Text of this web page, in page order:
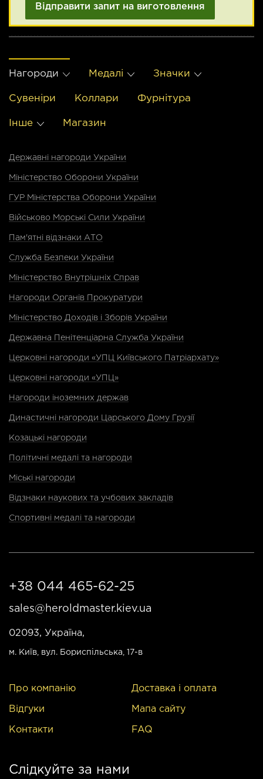
Нагороди Медалі Значки
Сувенiри Коллари Фурнітура
Інше Магазин
Державні нагороди України
Міністерство Оборони України
ГУР Міністерства Оборони України
Військово Морські Сили України
Пам'ятні відзнаки АТО
Служба Безпеки України
Міністерство Внутрішніх Справ
Нагороди Органів Прокуратури
Міністерство Доходів і Зборів України
Державна Пенітенціарна Служба України
Церковні нагороди «УПЦ Київського Патріархату»
Церковні нагороди «УПЦ»
Нагороди іноземних держав
Династичні нагороди Царського Дому Грузії
Козацькі нагороди
Політичні медалі та нагороди
Міські нагороди
Відзнаки наукових та учбових закладів
Спортивні медалі та нагороди
+38 044 465-62-25
sales@heroldmaster.kiev.ua
02093, Україна,
м. Київ , вул. Бориспільська, 17-в
Про компанію
Відгуки
Контакти
Доставка і оплата
Мапа сайту
FAQ
Слідкуйте за нами